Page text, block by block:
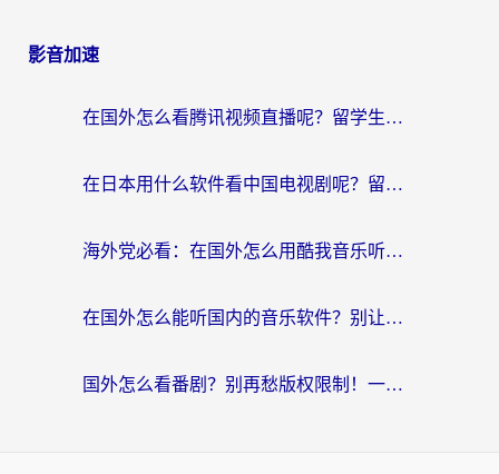
影音加速
在国外怎么看腾讯视频直播呢？留学生亲测有效的回国加速指南
在日本用什么软件看中国电视剧呢？留学生亲测有效的回国加速方案
海外党必看：在国外怎么用酷我音乐听音乐？告别“地区不支持”的实用指南
在国外怎么能听国内的音乐软件？别让版权限制断了你的“中文歌单”
国外怎么看番剧？别再愁版权限制！一个工具解决所有回国追剧难题